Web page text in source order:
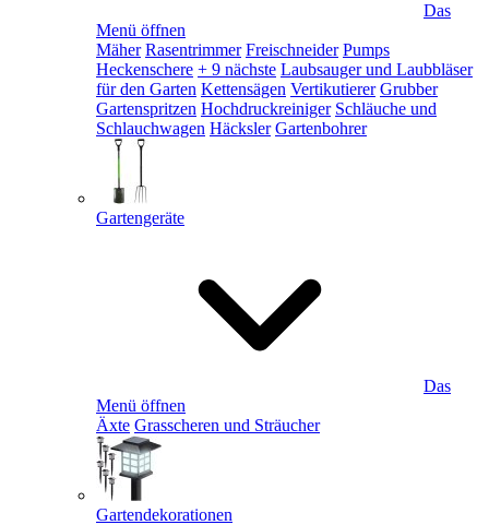
Das
Menü öffnen
Mäher Rasentrimmer Freischneider Pumps
Heckenschere + 9 nächste Laubsauger und Laubbläser
für den Garten Kettensägen Vertikutierer Grubber
Gartenspritzen Hochdruckreiniger Schläuche und
Schlauchwagen Häcksler Gartenbohrer
Gartengeräte
Das
Menü öffnen
Äxte Grasscheren und Sträucher
Gartendekorationen